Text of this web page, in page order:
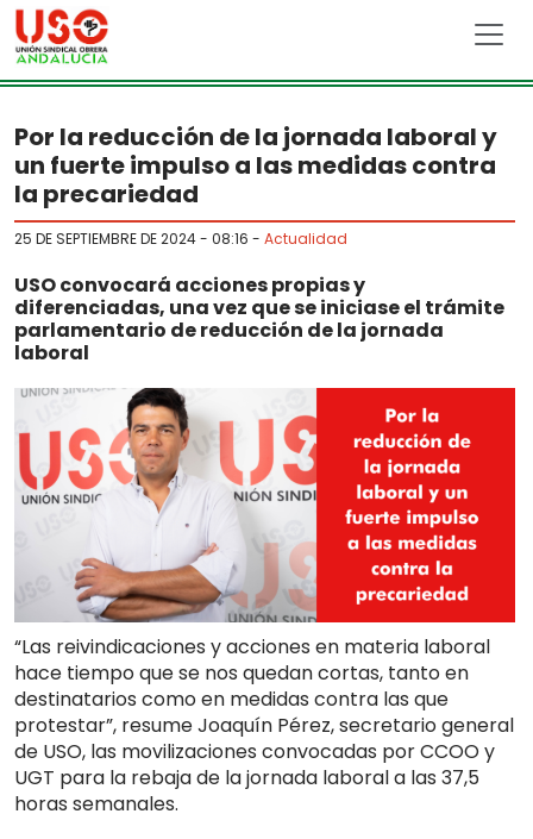
Skip to main content
Por la reducción de la jornada laboral y
un fuerte impulso a las medidas contra
la precariedad
25 DE SEPTIEMBRE DE 2024 - 08:16 - Actualidad
USO convocará acciones propias y
diferenciadas, una vez que se iniciase el trámite
parlamentario de reducción de la jornada
laboral
“Las reivindicaciones y acciones en materia laboral
hace tiempo que se nos quedan cortas, tanto en
destinatarios como en medidas contra las que
protestar”, resume Joaquín Pérez, secretario general
de USO, las movilizaciones convocadas por CCOO y
UGT para la rebaja de la jornada laboral a las 37,5
horas semanales.